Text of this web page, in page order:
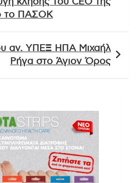
το ΠΑΣΟΚ
αν. ΥΠΕΞ ΗΠΑ Μιχαήλ
Ρήγα στο Άγιον Όρος